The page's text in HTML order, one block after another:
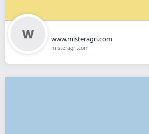
www.misteragri.com
misteragri.com